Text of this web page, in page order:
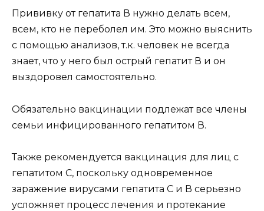
Прививку от гепатита В нужно делать всем,
всем, кто не переболел им. Это можно выяснить
с помощью анализов, т.к. человек не всегда
знает, что у него был острый гепатит В и он
выздоровел самостоятельно.
Обязательно вакцинации подлежат все члены
семьи инфицированного гепатитом В.
Также рекомендуется вакцинация для лиц с
гепатитом С, поскольку одновременное
заражение вирусами гепатита С и В серьезно
усложняет процесс лечения и протекание